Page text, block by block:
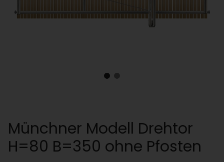
Münchner Modell Drehtor
H=80 B=350 ohne Pfosten